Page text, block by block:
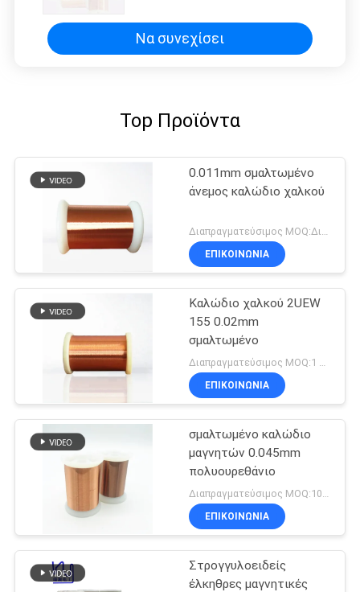
Να συνεχίσει
Top Προϊόντα
0.011mm σμαλτωμένο
άνεμος καλώδιο χαλκού
Διαπραγματεύσιμος MOQ:Διαφορετικοί τύποι με το differet MOQ
ΕΠΙΚΟΙΝΩΝΙΑ
Καλώδιο χαλκού 2UEW
155 0.02mm
σμαλτωμένο
Διαπραγματεύσιμος MOQ:1 χιλιόγραμμο/χιλιόγραμμα
ΕΠΙΚΟΙΝΩΝΙΑ
σμαλτωμένο καλώδιο
μαγνητών 0.045mm
πολυουρεθάνιο
ΕΠΙΚΟΙΝΩΝΙΑ
Στρογγυλοειδείς
έλκηθρες μαγνητικές